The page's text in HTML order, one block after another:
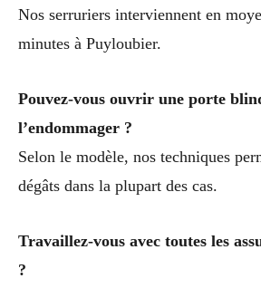
Nos serruriers interviennent en
minutes à Puyloubier.
Pouvez-vous ouvrir une porte
l’endommager ?
Selon le modèle, nos techniques
dégâts dans la plupart des cas.
Travaillez-vous avec toutes les
?